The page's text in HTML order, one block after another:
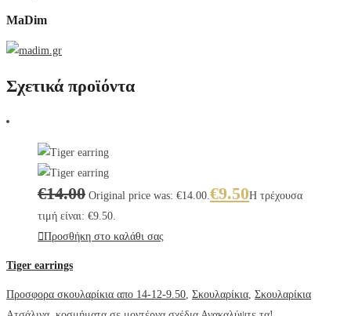
MaDim
Σχετικά προϊόντα
€14.00 Original price was: €14.00.€9.50Η τρέχουσα
τιμή είναι: €9.50.
Προσθήκη στο καλάθι σας
Tiger earrings
Προσφορα σκουλαρίκια απο 14-12-9.50, Σκουλαρίκια, Σκουλαρίκια